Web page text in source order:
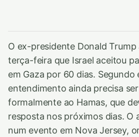
O ex-presidente Donald
terça-feira que Israel aceitou
em Gaza por 60 dias. Segundo
entendimento ainda precisa
formalmente ao Hamas, que
resposta nos próximos dias. O
num evento em Nova Jersey,